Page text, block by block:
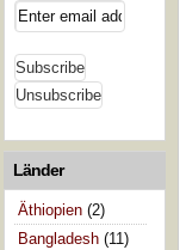
Länder
Äthiopien (2)
Bangladesh (11)